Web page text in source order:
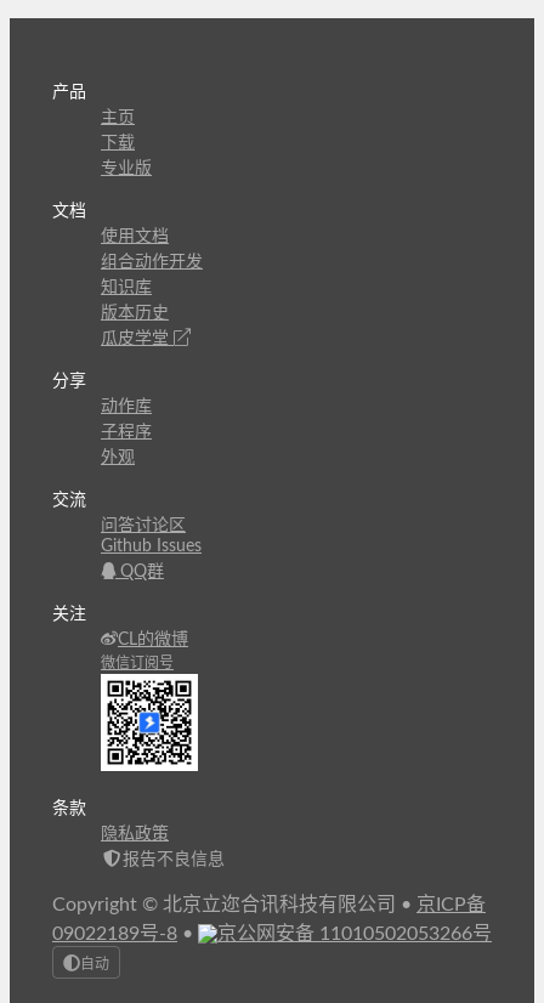
产品
主页
下载
专业版
文档
使用文档
组合动作开发
知识库
版本历史
瓜皮学堂
分享
动作库
子程序
外观
交流
问答讨论区
Github Issues
QQ群
关注
CL的微博
微信订阅号
条款
隐私政策
报告不良信息
Copyright © 北京立迩合讯科技有限公司 • 京ICP备
09022189号-8 • 京公网安备 11010502053266号
自动